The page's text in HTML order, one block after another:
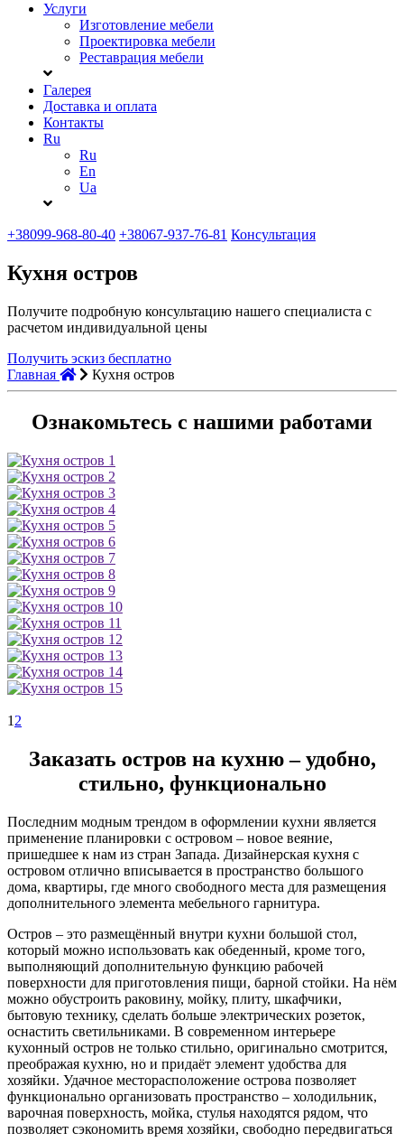
Услуги
Изготовление мебели
Проектировка мебели
Реставрация мебели
Галерея
Доставка и оплата
Контакты
Ru
Ru
En
Ua
+38099-968-80-40 +38067-937-76-81 Консультация
Кухня остров
Получите подробную консультацию нашего специалиста с
расчетом индивидуальной цены
Получить эскиз бесплатно
Главная
Кухня остров
Ознакомьтесь с нашими работами
1 2
Заказать остров на кухню – удобно,
стильно, функционально
Последним модным трендом в оформлении кухни является
применение планировки с островом – новое веяние,
пришедшее к нам из стран Запада. Дизайнерская кухня с
островом отлично вписывается в пространство большого
дома, квартиры, где много свободного места для размещения
дополнительного элемента мебельного гарнитура.
Остров – это размещённый внутри кухни большой стол,
который можно использовать как обеденный, кроме того,
выполняющий дополнительную функцию рабочей
поверхности для приготовления пищи, барной стойки. На нём
можно обустроить раковину, мойку, плиту, шкафчики,
бытовую технику, сделать больше электрических розеток,
оснастить светильниками. В современном интерьере
кухонный остров не только стильно, оригинально смотрится,
преображая кухню, но и придаёт элемент удобства для
хозяйки. Удачное месторасположение острова позволяет
функционально организовать пространство – холодильник,
варочная поверхность, мойка, стулья находятся рядом, что
позволяет сэкономить время хозяйки, свободно передвигаться